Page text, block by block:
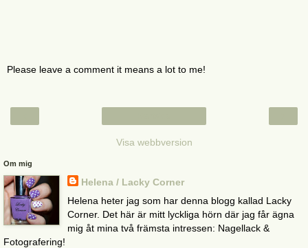
Please leave a comment it means a lot to me!
Visa webbversion
Om mig
Helena / Lacky Corner
Helena heter jag som har denna blogg kallad Lacky
Corner. Det här är mitt lyckliga hörn där jag får ägna
mig åt mina två främsta intressen: Nagellack &
Fotografering!